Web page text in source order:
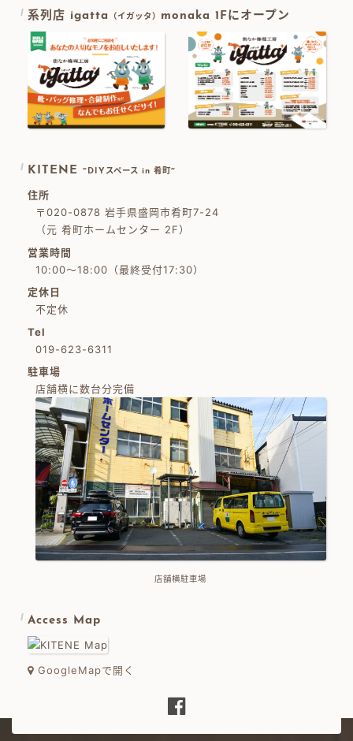
系列店 igatta （イガッタ） monaka 1Fにオープン
KITENE ~DIYスペース in 肴町~
住所
〒020-0878 岩手県盛岡市肴町7-24
（元 肴町ホームセンター 2F）
営業時間
10:00～18:00（最終受付17:30）
定休日
不定休
Tel
019-623-6311
駐車場
店舗横に数台分完備
店舗横駐車場
Access Map
GoogleMapで開く